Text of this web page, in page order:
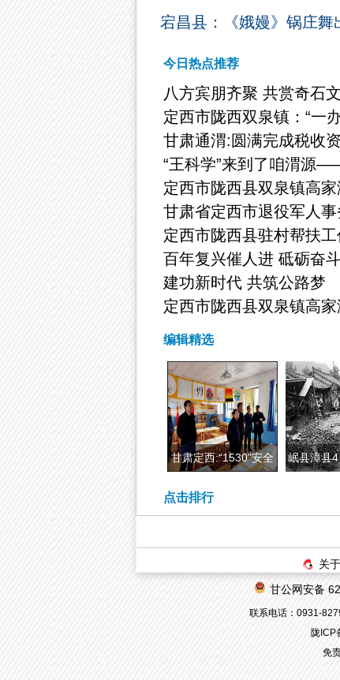
宕昌县：《娥嫚》锅庄舞
今日热点推荐
八方宾朋齐聚 共赏奇
定西市陇西双泉镇：“一
甘肃通渭:圆满完成税收
“王科学”来到了咱渭源
定西市陇西县双泉镇高
甘肃省定西市退役军人
定西市陇西县驻村帮扶
百年复兴催人进 砥砺奋
建功新时代 共筑公路梦
定西市陇西县双泉镇高
编辑精选
甘肃定西:“1530”安全 岷县漳县
点击排行
关
甘公网安备
联系电话：0931-
陇ICP
免